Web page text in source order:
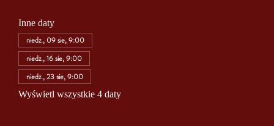
Inne daty
niedz., 09 sie, 9:00
niedz., 16 sie, 9:00
niedz., 23 sie, 9:00
Wyświetl wszystkie 4 daty